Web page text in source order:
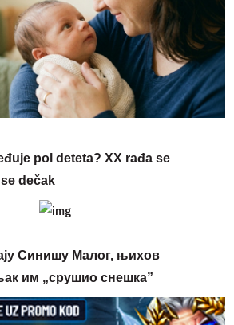
pol deteta? XX rađa se
dečak
Синишу Малог, њихов
им „срушио снешка”